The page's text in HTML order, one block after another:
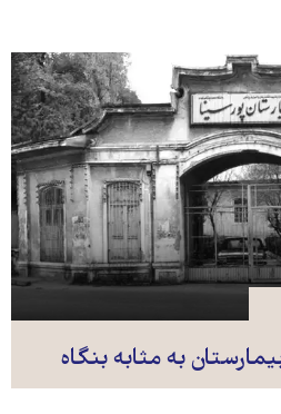
به مثابه بنگاه